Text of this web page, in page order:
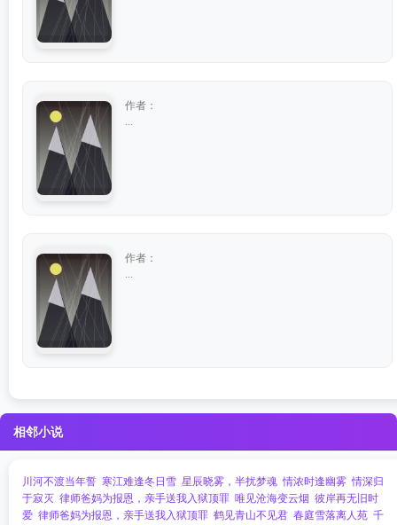
作者：
作者：
相邻小说
川河不渡当年誓 寒江难逢冬日雪 星辰晓雾，半扰梦魂 情浓时逢幽雾 情深归
于寂灭 律师爸妈为报恩，亲手送我入狱顶罪 唯见沧海变云烟 彼岸再无旧时
爱 律师爸妈为报恩，亲手送我入狱顶罪 鹤见青山不见君 春庭雪落离人苑 千